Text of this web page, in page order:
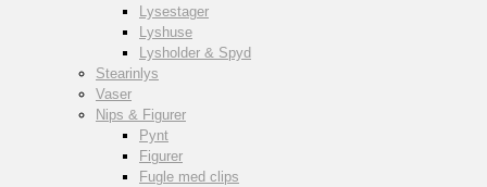
Lysestager
Lyshuse
Lysholder & Spyd
Stearinlys
Vaser
Nips & Figurer
Pynt
Figurer
Fugle med clips